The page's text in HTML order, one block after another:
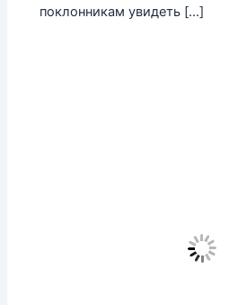
поклонникам увидеть […]